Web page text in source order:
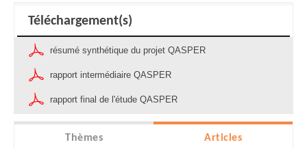
Téléchargement(s)
résumé synthétique du projet QASPER
rapport intermédiaire QASPER
rapport final de l'étude QASPER
Thèmes Articles